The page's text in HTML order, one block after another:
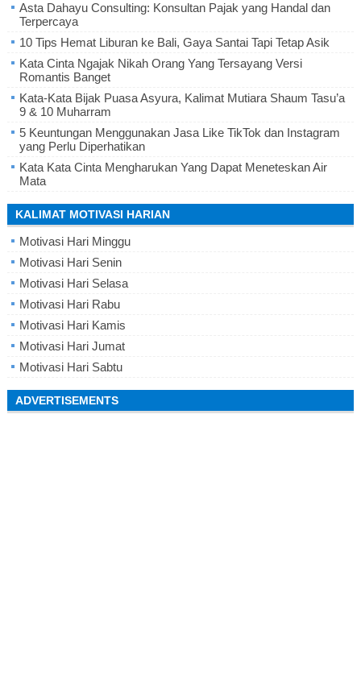
Asta Dahayu Consulting: Konsultan Pajak yang Handal dan
Terpercaya
10 Tips Hemat Liburan ke Bali, Gaya Santai Tapi Tetap Asik
Kata Cinta Ngajak Nikah Orang Yang Tersayang Versi
Romantis Banget
Kata-Kata Bijak Puasa Asyura, Kalimat Mutiara Shaum Tasu’a
9 & 10 Muharram
5 Keuntungan Menggunakan Jasa Like TikTok dan Instagram
yang Perlu Diperhatikan
Kata Kata Cinta Mengharukan Yang Dapat Meneteskan Air
Mata
KALIMAT MOTIVASI HARIAN
Motivasi Hari Minggu
Motivasi Hari Senin
Motivasi Hari Selasa
Motivasi Hari Rabu
Motivasi Hari Kamis
Motivasi Hari Jumat
Motivasi Hari Sabtu
ADVERTISEMENTS